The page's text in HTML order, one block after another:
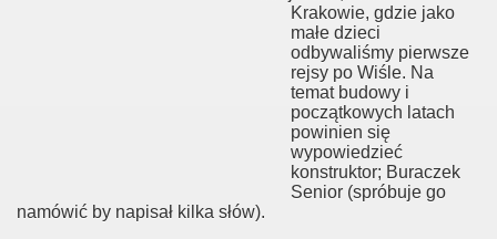
Krakowie, gdzie jako
małe dzieci
odbywaliśmy pierwsze
rejsy po Wiśle. Na
temat budowy i
początkowych latach
powinien się
wypowiedzieć
konstruktor; Buraczek
Senior (spróbuje go
namówić by napisał kilka słów).